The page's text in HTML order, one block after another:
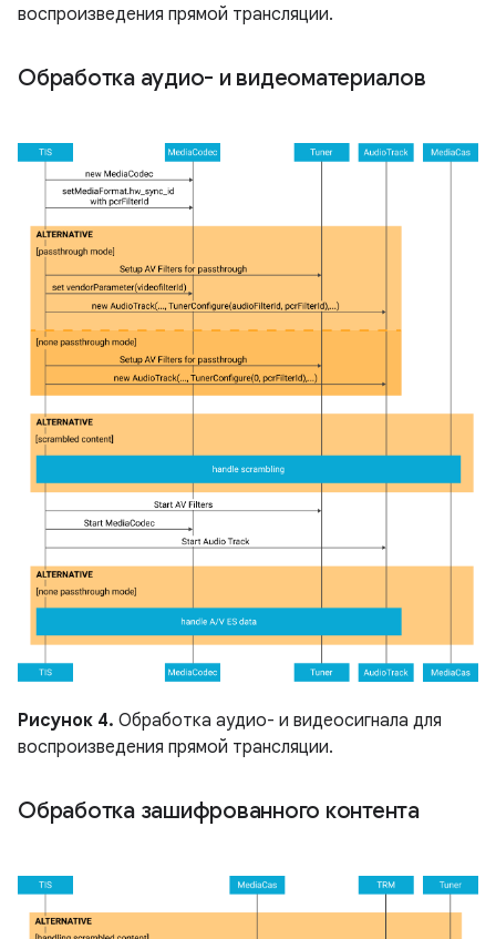
воспроизведения прямой трансляции.
Обработка аудио- и видеоматериалов
Рисунок 4. Обработка аудио- и видеосигнала для
воспроизведения прямой трансляции.
Обработка зашифрованного контента